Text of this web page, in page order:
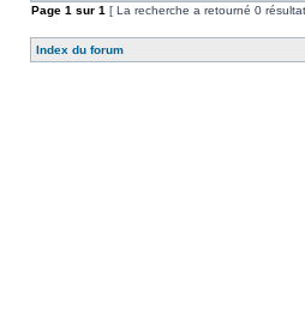
Page 1 sur 1 [ La recherche a retourné 0
Index du forum